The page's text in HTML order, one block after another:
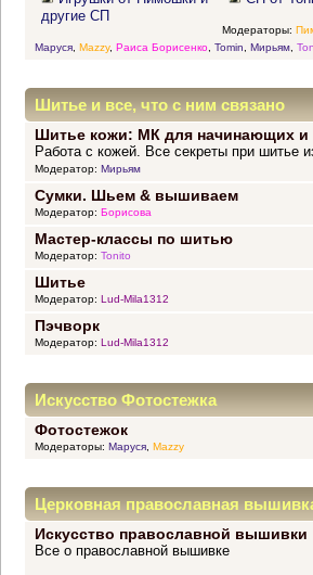
другие СП
Модераторы:
Маруся, Mazzy, Раиса Борисенко, Tomin Мирьям,
Шитье и все, что с ним связано
Шитье кожи: МК для начинающих и
Работа с кожей. Все секреты при шитье
Модератор: Мирьям
Сумки. Шьем & вышиваем
Модератор: Борисова
Мастер-классы по шитью
Модератор: Tonito
Шитье
Модератор: Lud-Mila1312
Пэчворк
Модератор: Lud-Mila1312
Искусство Фотостежка
Фотостежок
Модераторы: Маруся, Mazzy
Церковная православная
Искусство православной вышивки
Все о православной вышивке